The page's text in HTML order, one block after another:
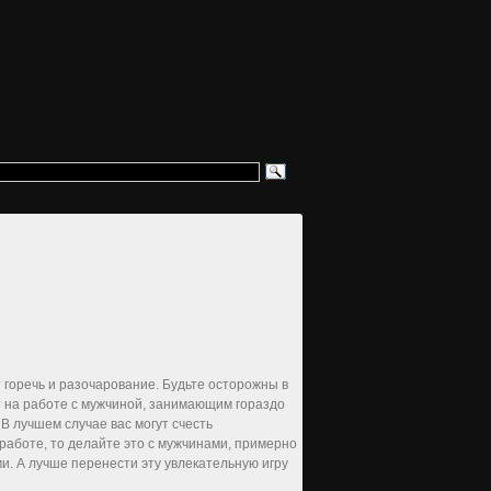
и разочарование. Будьте осторожны в
на работе с мужчиной, занимающим гораздо
лучшем случае вас могут счесть
то делайте это с мужчинами, примерно
лучше перенести эту увлекательную игру